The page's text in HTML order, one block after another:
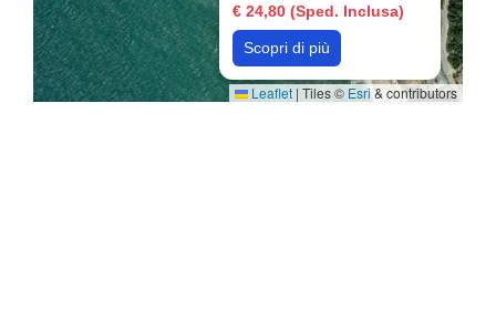
€ 24,80 (Sped. Inclusa)
Scopri di più
Leaflet | Tiles © Esri & contributors